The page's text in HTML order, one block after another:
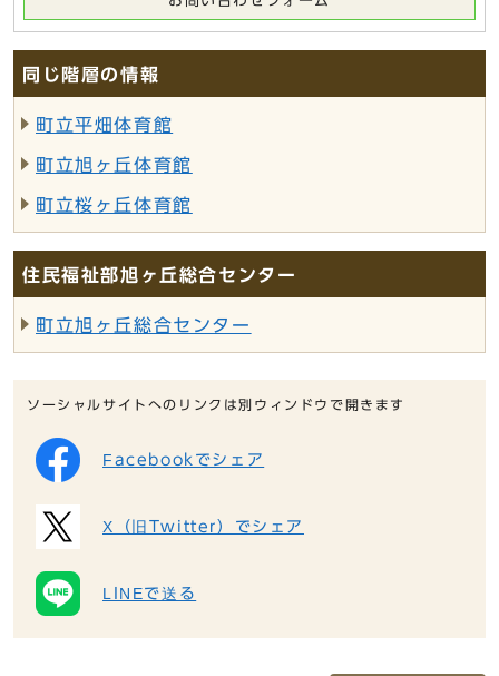
同じ階層の情報
町立平畑体育館
町立旭ヶ丘体育館
町立桜ヶ丘体育館
住民福祉部旭ヶ丘総合センター
町立旭ヶ丘総合センター
ソーシャルサイトへのリンクは別ウィンドウで開きます
Facebookでシェア
X（旧Twitter）でシェア
LINEで送る